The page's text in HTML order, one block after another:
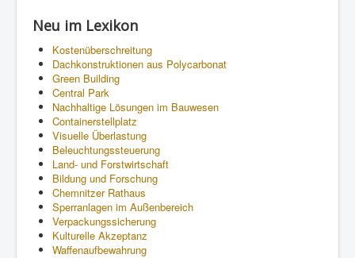
Neu im Lexikon
Kostenüberschreitung
Dachkonstruktionen aus Polycarbonat
Green Building
Central Park
Nachhaltige Lösungen im Bauwesen
Containerstellplatz
Visuelle Überlastung
Beleuchtungssteuerung
Land- und Forstwirtschaft
Bildung und Forschung
Chemnitzer Rathaus
Sperranlagen im Außenbereich
Verpackungssicherung
Kulturelle Akzeptanz
Waffenaufbewahrung